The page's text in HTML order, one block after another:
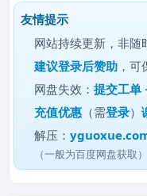
友情提示
网站持续更新，非随
建议登录后赞助 ，
网盘失效：提交工单
充值优惠 （需登录）
解压：
（一般为百度网盘获取）